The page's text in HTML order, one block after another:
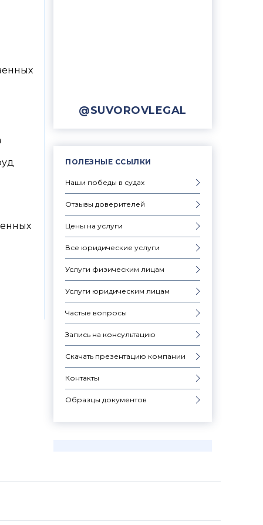
@SUVOROVLEGAL
ПОЛЕЗНЫЕ ССЫЛКИ
Наши победы в судах
Отзывы доверителей
Цены на услуги
Все юридические услуги
Услуги физическим лицам
Услуги юридическим лицам
Частые вопросы
Запись на консультацию
Скачать презентацию компании
Контакты
Образцы документов